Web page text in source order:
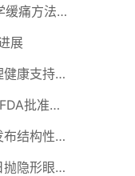
牙疼难忍别硬扛：8个科学缓痛方法收好
展
2026年技术如何改变心理健康支持的获取方式
2025年度索引：100款获FDA批准的AI驱动医疗设备
2026年纽约瓣膜会议将发布结构性心脏病最新研究成果
2026年第二季度舒适款日抛隐形眼镜推荐，优瞳主打长效佩戴体验